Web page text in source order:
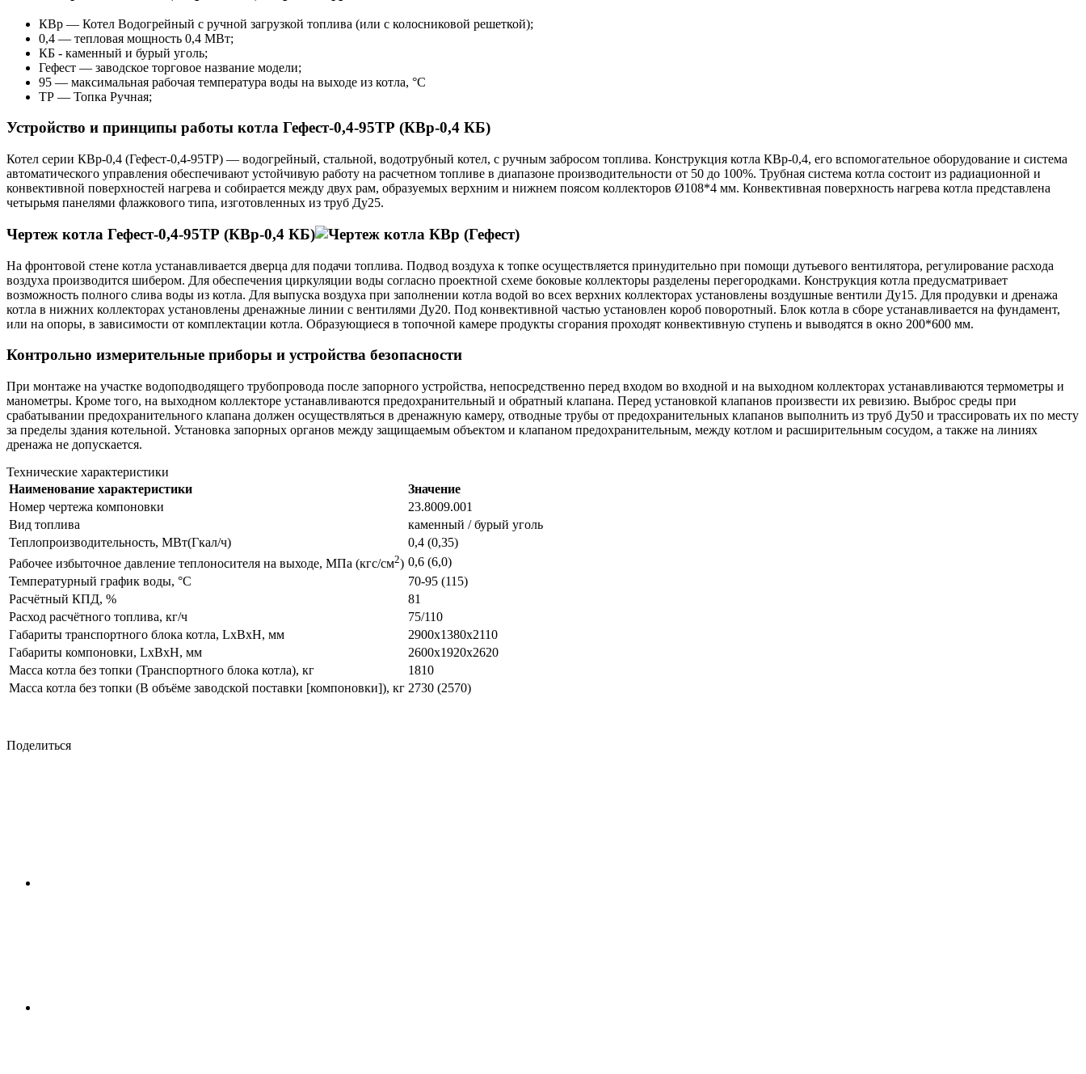
КВр — Котел Водогрейный с ручной загрузкой топлива (или с колосниковой решеткой);
0,4 — тепловая мощность 0,4 МВт;
КБ - каменный и бурый уголь;
Гефест — заводское торговое название модели;
95 — максимальная рабочая температура воды на выходе из котла, °С
ТР — Топка Ручная;
Устройство и принципы работы котла Гефест-0,4-95ТР (КВр-0,4 КБ)
Котел серии КВр-0,4 (Гефест-0,4-95ТР) — водогрейный, стальной, водотрубный котел, с ручным забросом топлива. Конструкция котла КВр-0,4, его вспомогательное оборудование и система
автоматического управления обеспечивают устойчивую работу на расчетном топливе в диапазоне производительности от 50 до 100%. Трубная система котла состоит из радиационной и
конвективной поверхностей нагрева и собирается между двух рам, образуемых верхним и нижнем поясом коллекторов Ø108*4 мм. Конвективная поверхность нагрева котла представлена
четырьмя панелями флажкового типа, изготовленных из труб Ду25.
Чертеж котла Гефест-0,4-95ТР (КВр-0,4 КБ)
На фронтовой стене котла устанавливается дверца для подачи топлива. Подвод воздуха к топке осуществляется принудительно при помощи дутьевого вентилятора, регулирование расхода
воздуха производится шибером. Для обеспечения циркуляции воды согласно проектной схеме боковые коллекторы разделены перегородками. Конструкция котла предусматривает
возможность полного слива воды из котла. Для выпуска воздуха при заполнении котла водой во всех верхних коллекторах установлены воздушные вентили Ду15. Для продувки и дренажа
котла в нижних коллекторах установлены дренажные линии с вентилями Ду20. Под конвективной частью установлен короб поворотный. Блок котла в сборе устанавливается на фундамент,
или на опоры, в зависимости от комплектации котла. Образующиеся в топочной камере продукты сгорания проходят конвективную ступень и выводятся в окно 200*600 мм.
Контрольно измерительные приборы и устройства безопасности
При монтаже на участке водоподводящего трубопровода после запорного устройства, непосредственно перед входом во входной и на выходном коллекторах устанавливаются термометры и
манометры. Кроме того, на выходном коллекторе устанавливаются предохранительный и обратный клапана. Перед установкой клапанов произвести их ревизию. Выброс среды при
срабатывании предохранительного клапана должен осуществляться в дренажную камеру, отводные трубы от предохранительных клапанов выполнить из труб Ду50 и трассировать их по месту
за пределы здания котельной. Установка запорных органов между защищаемым объектом и клапаном предохранительным, между котлом и расширительным сосудом, а также на линиях
дренажа не допускается.
Технические характеристики
Наименование характеристики
Значение
Номер чертежа компоновки
23.8009.001
Вид топлива
каменный / бурый уголь
Теплопроизводительность, МВт(Гкал/ч)
0,4 (0,35)
Рабочее избыточное давление теплоносителя на выходе, МПа (кгс/см2) 0,6 (6,0)
Температурный график воды, °С
70-95 (115)
Расчётный КПД, %
81
Расход расчётного топлива, кг/ч
75/110
Габариты транспортного блока котла, LxBxH, мм
2900x1380x2110
Габариты компоновки, LxBxH, мм
2600x1920x2620
Масса котла без топки (Транспортного блока котла), кг
1810
Масса котла без топки (В объёме заводской поставки [компоновки]), кг 2730 (2570)
Поделиться